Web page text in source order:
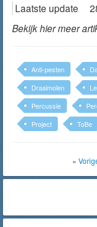
Laatste update
Bekijk hier meer
Anti-pesten
Draaimolen
Percussie
Project
ToBe
«